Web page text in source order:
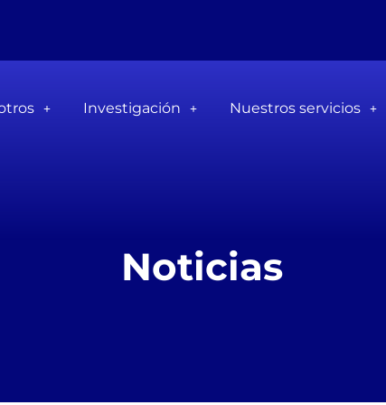
Investigación Nuestros servicios
Noticias